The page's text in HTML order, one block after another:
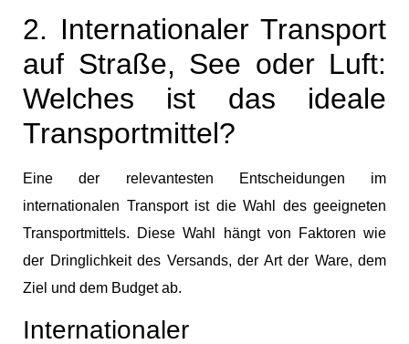
2. Internationaler Transport
auf Straße, See oder Luft:
Welches ist das ideale
Transportmittel?
Eine der relevantesten Entscheidungen im
internationalen Transport ist die Wahl des geeigneten
Transportmittels. Diese Wahl hängt von Faktoren wie
der Dringlichkeit des Versands, der Art der Ware, dem
Ziel und dem Budget ab.
Internationaler